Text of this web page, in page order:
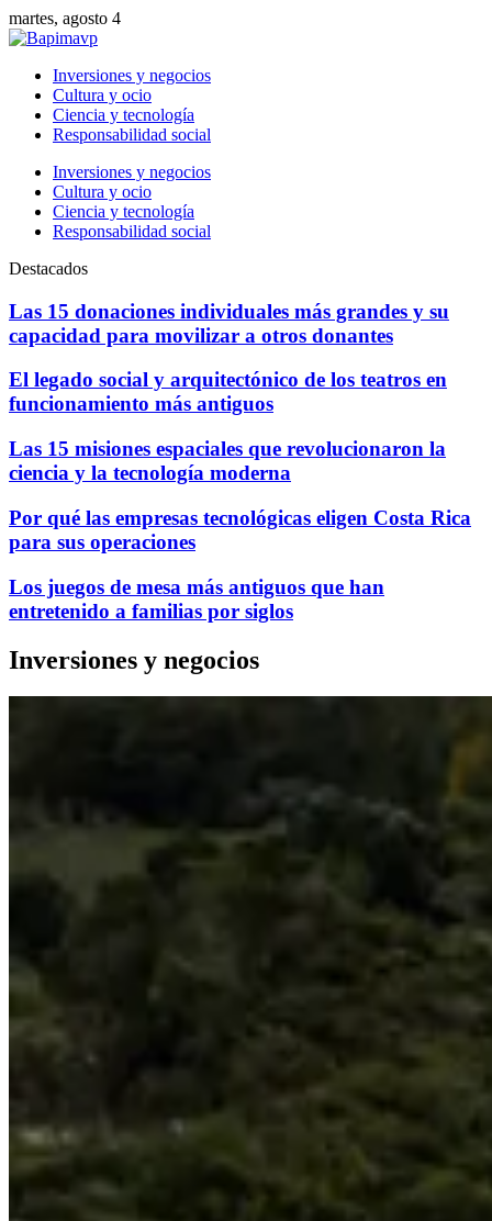
martes, agosto 4
Inversiones y negocios
Cultura y ocio
Ciencia y tecnología
Responsabilidad social
Inversiones y negocios
Cultura y ocio
Ciencia y tecnología
Responsabilidad social
Destacados
Las 15 donaciones individuales más grandes y su
capacidad para movilizar a otros donantes
El legado social y arquitectónico de los teatros en
funcionamiento más antiguos
Las 15 misiones espaciales que revolucionaron la
ciencia y la tecnología moderna
Por qué las empresas tecnológicas eligen Costa Rica
para sus operaciones
Los juegos de mesa más antiguos que han
entretenido a familias por siglos
Inversiones y negocios